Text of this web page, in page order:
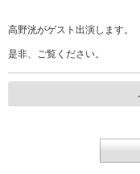
高野洸がゲスト出演します。
是非、ご覧ください。
ツイッター
Instagram